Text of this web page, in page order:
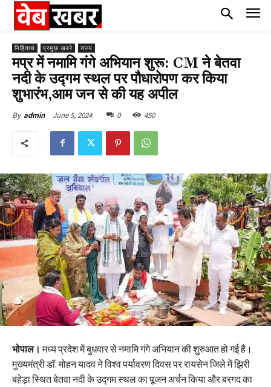
निहितार्थ प्रमुख़ ख़बरे राज्य
मप्र में नमामि गंगे अभियान शुरू: CM ने बेतवा
नदी के उद्गम स्थल पर पौधारोपण कर किया
शुभारंभ,आम जन से की यह अपील
By admin June 5, 2024 0 450
भोपाल। मध्य प्रदेश में बुधवार से नमामि गंगे अभियान की शुरुआत हो गई है।
मुख्यमंत्री डॉ. मोहन यादव ने विश्व पर्यावरण दिवस पर रायसेन जिले में झिरी
बहेड़ा स्थित बेतवा नदी के उद्गम स्थल का पूजन अर्चन किया और बरगद का